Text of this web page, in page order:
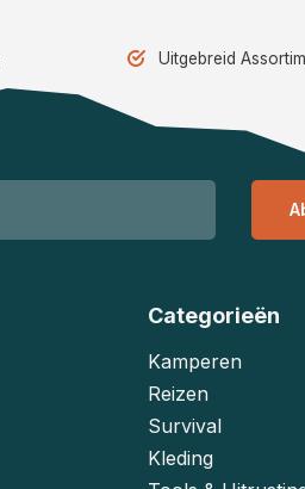
Uitgebreid
Categorieën
Kamperen
Reizen
Survival
Kleding